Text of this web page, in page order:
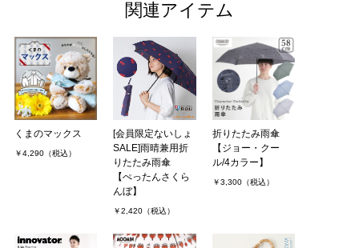
関連アイテム
くまのマックス
￥4,290（税込）
[会員限定ないしょ
SALE]雨晴兼用折
りたたみ雨傘
【ぺったんさくら
んぼ】
￥2,420（税込）
折りたたみ雨傘
【ジョー・クー
ル/4カラー】
￥3,300（税込）